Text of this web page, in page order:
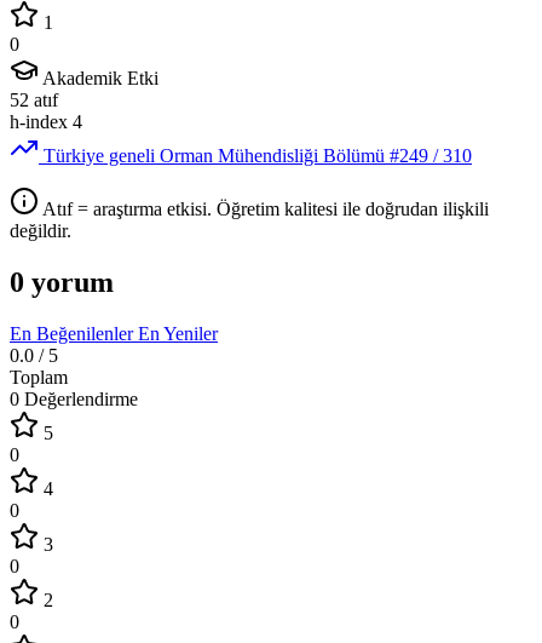
1
0
Akademik Etki
52 atıf
h-index 4
Türkiye geneli Orman Mühendisliği Bölümü #249 / 310
Atıf = araştırma etkisi. Öğretim kalitesi ile doğrudan ilişkili
değildir.
0 yorum
En BeğenilenlerEn Yeniler
0.0 / 5
Toplam
0 Değerlendirme
5
0
4
0
3
0
2
0